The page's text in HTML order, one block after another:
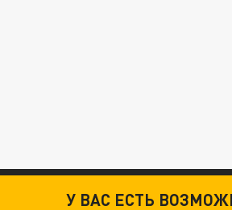
У ВАС ЕСТЬ